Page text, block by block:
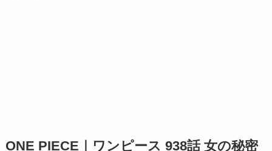
ONE PIECE｜ワンピース 938話 女の秘密